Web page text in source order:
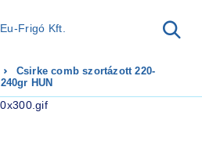
Csirke comb szortázott 220-
240gr HUN